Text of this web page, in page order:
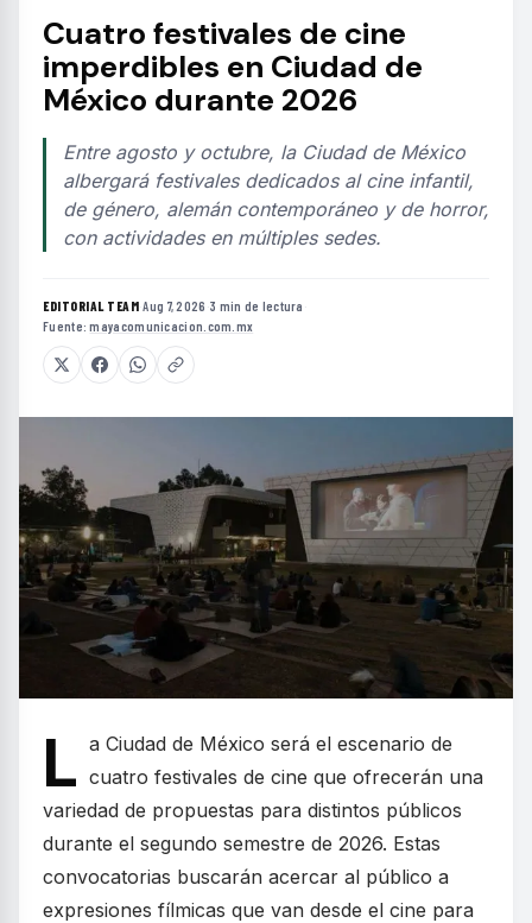
Cuatro festivales de cine
imperdibles en Ciudad de
México durante 2026
Entre agosto y octubre, la Ciudad de México
albergará festivales dedicados al cine infantil,
de género, alemán contemporáneo y de horror,
con actividades en múltiples sedes.
EDITORIAL TEAM·Aug 7, 2026 ·3 min de lectura ·
Fuente:mayacomunicacion.com.mx
L a Ciudad de México será el escenario de
cuatro festivales de cine que ofrecerán una
variedad de propuestas para distintos públicos
durante el segundo semestre de 2026. Estas
convocatorias buscarán acercar al público a
expresiones fílmicas que van desde el cine para